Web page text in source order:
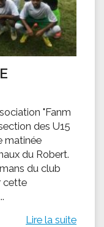
"Fanm
des U15
matinée
du Robert.
du club
cette
Lire la suite